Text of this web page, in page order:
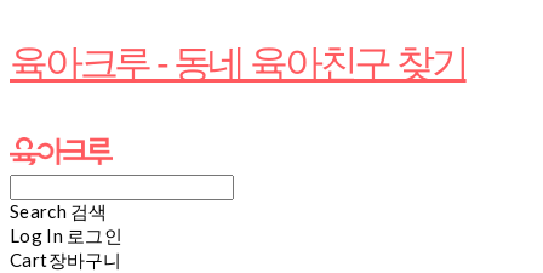
육아크루 - 동네 육아친구 찾기
Search 검색
Log In 로그인
Cart장바구니